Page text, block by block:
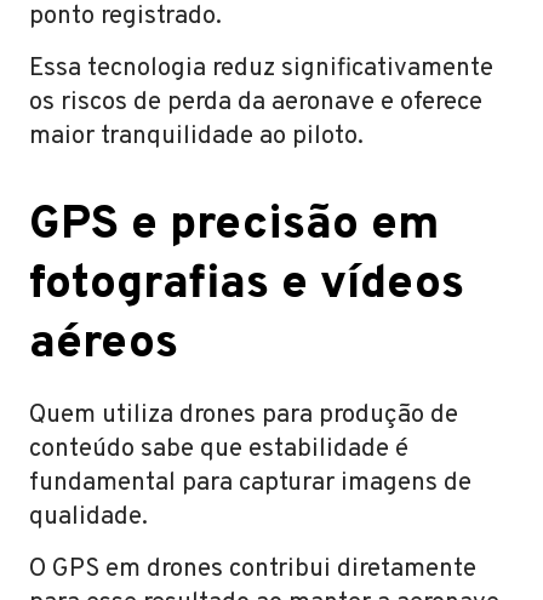
ponto registrado.
Essa tecnologia reduz significativamente
os riscos de perda da aeronave e oferece
maior tranquilidade ao piloto.
GPS e precisão em
fotografias e vídeos
aéreos
Quem utiliza drones para produção de
conteúdo sabe que estabilidade é
fundamental para capturar imagens de
qualidade.
O GPS em drones contribui diretamente